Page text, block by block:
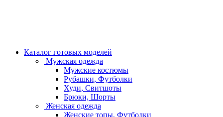
Каталог готовых моделей
Мужская одежда
Мужские костюмы
Рубашки, Футболки
Худи, Свитшоты
Брюки, Шорты
Женская одежда
Женские топы, Футболки